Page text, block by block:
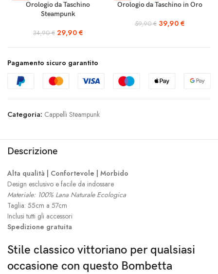
Orologio da Taschino
Steampunk
34,90€ 29,90 €
Orologio da Taschino in Oro
59,90€ 39,90 €
Pagamento sicuro garantito
Categoria: Cappelli Steampunk
Descrizione
Alta qualità | Confortevole | Morbido
Design esclusivo e facile da indossare
Materiale: 100% Lana Naturale Ecologica
Taglia: 55cm a 57cm
Inclusi tutti gli accessori
Spedizione gratuita
Stile classico vittoriano per qualsiasi
occasione con questo Bombetta